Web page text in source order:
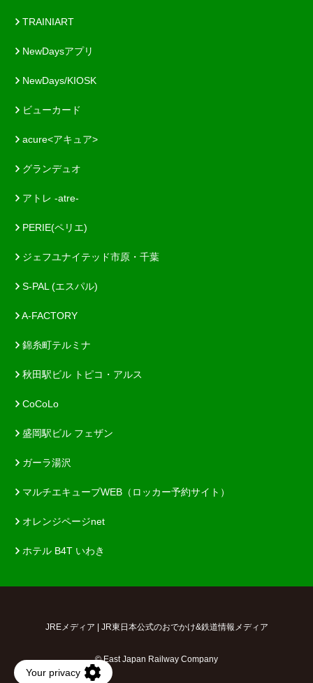
TRAINIART
NewDaysアプリ
NewDays/KIOSK
ビューカード
acure<アキュア>
グランデュオ
アトレ -atre-
PERIE(ペリエ)
ジェフユナイテッド市原・千葉
S-PAL (エスパル)
A-FACTORY
錦糸町テルミナ
秋田駅ビル トピコ・アルス
CoCoLo
盛岡駅ビル フェザン
ガーラ湯沢
マルチエキューブWEB（ロッカー予約サイト）
オレンジページnet
ホテル B4T いわき
JREメディア | JR東日本公式のおでかけ&鉄道情報メディア
© East Japan Railway Company